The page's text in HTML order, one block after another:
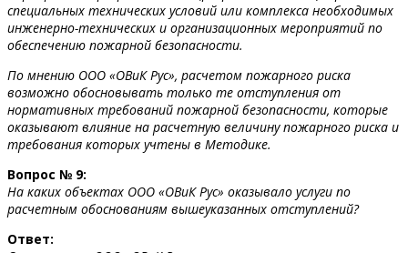
специальных технических условий или комплекса необходимых
инженерно-технических и организационных мероприятий по
обеспечению пожарной безопасности.
По мнению ООО «ОВиК Рус», расчетом пожарного риска
возможно обосновывать только те отступления от
нормативных требований пожарной безопасности, которые
оказывают влияние на расчетную величину пожарного риска и
требования которых учтены в Методике.
Вопрос № 9:
На каких объектах ООО «ОВиК Рус» оказывало услуги по
расчетным обоснованиям вышеуказанных отступлений?
Ответ: